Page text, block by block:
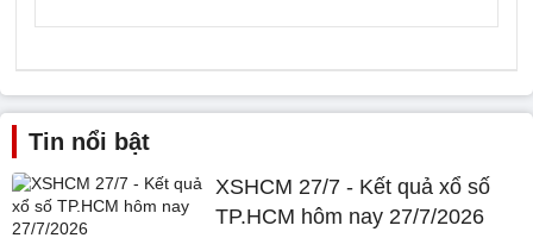
Tin nổi bật
XSHCM 27/7 - Kết quả xổ số
TP.HCM hôm nay 27/7/2026